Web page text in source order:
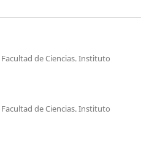
de Ciencias. Instituto
de Ciencias. Instituto